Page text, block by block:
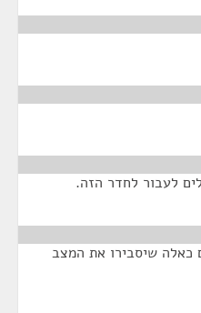
כאלה שיסבירו את המצב